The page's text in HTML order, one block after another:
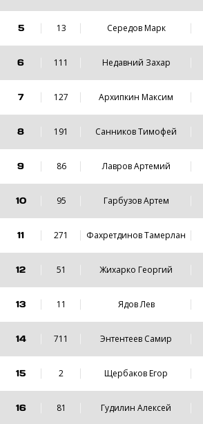
5 13 Cередов Марк
6 111 Недавний Захар
7 127 Архипкин Максим
8 191 Санников Тимофей
9 86 Лавров Артемий
10 95 Гарбузов Артем
11 271 Фахретдинов Тамерлан
12 51 Жихарко Георгий
13 11 Ядов Лев
14 711 Энтентеев Самир
15 2 Щербаков Егор
16 81 Гудилин Алексей